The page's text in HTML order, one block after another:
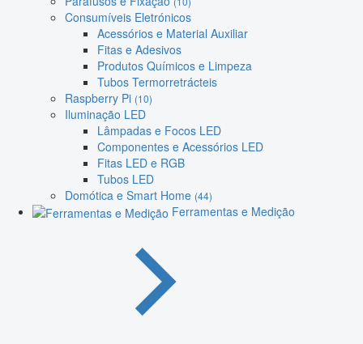
Consumíveis Eletrónicos
Acessórios e Material Auxiliar
Fitas e Adesivos
Produtos Químicos e Limpeza
Tubos Termorretrácteis
Raspberry Pi (10)
Iluminação LED
Lâmpadas e Focos LED
Componentes e Acessórios LED
Fitas LED e RGB
Tubos LED
Domótica e Smart Home (44)
Ferramentas e Medição